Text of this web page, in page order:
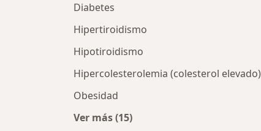
Diabetes
Hipertiroidismo
Hipotiroidismo
Hipercolesterolemia (colesterol elevado)
Obesidad
Ver más (15)